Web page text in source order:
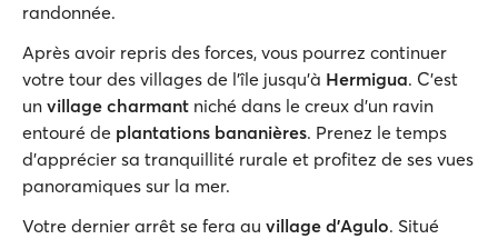
randonnée.
Après avoir repris des forces, vous pourrez continuer
votre tour des villages de l’île jusqu'à Hermigua. C’est
un village charmant niché dans le creux d’un ravin
entouré de plantations bananières. Prenez le temps
d'apprécier sa tranquillité rurale et profitez de ses vues
panoramiques sur la mer.
Votre dernier arrêt se fera au village d’Agulo. Situé